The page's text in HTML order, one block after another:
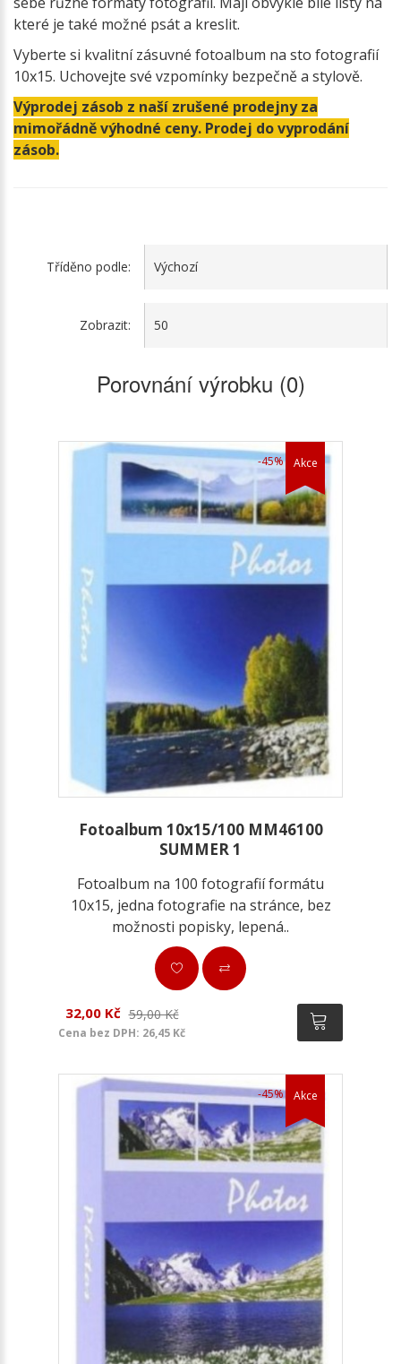
které je také možné psát a kreslit.
Vyberte si kvalitní zásuvné fotoalbum na sto fotografií
10x15. Uchovejte své vzpomínky bezpečně a stylově.
Výprodej zásob z naší zrušené prodejny za
mimořádně výhodné ceny. Prodej do vyprodání
zásob.
Tříděno podle:
Zobrazit:
Porovnání výrobku (0)
Akce
-45%
Fotoalbum 10x15/100 MM46100
SUMMER 1
Fotoalbum na 100 fotografií formátu
10x15, jedna fotografie na stránce, bez
možnosti popisky, lepená..
32,00 Kč 59,00 Kč
Cena bez DPH: 26,45 Kč
Akce
-45%